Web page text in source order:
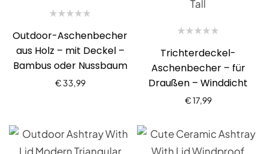
Outdoor-Aschenbecher
aus Holz – mit Deckel –
Bambus oder Nussbaum
€ 33,99
Trichterdeckel-
Aschenbecher – für
Draußen – Winddicht
€17,99